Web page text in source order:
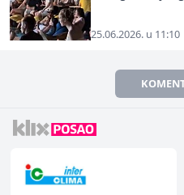
25.06.2026. u 11:10